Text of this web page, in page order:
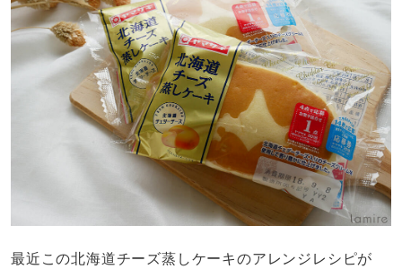
最近この北海道チーズ蒸しケーキのアレンジレシピが